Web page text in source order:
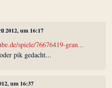
2012, um 16:17
spiele/76676419-gran...
pik gedacht...
um 16:37